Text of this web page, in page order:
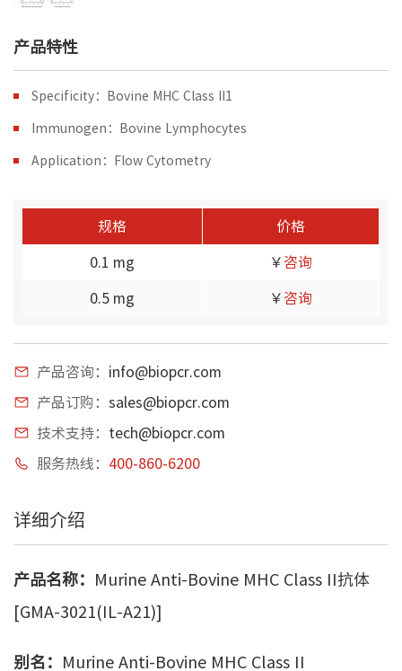
产品特性
Specificity：Bovine MHC Class II1
Immunogen：Bovine Lymphocytes
Application：Flow Cytometry
规格 价格
0.1 mg ￥ 咨询
0.5 mg ￥ 咨询
产品咨询： info@biopcr.com
产品订购： sales@biopcr.com
技术支持： tech@biopcr.com
服务热线： 400-860-6200
详细介绍
产品名称：
Murine Anti-Bovine MHC Class II抗体
[GMA-3021(IL-A21)]
别名：
Murine Anti-Bovine MHC Class II